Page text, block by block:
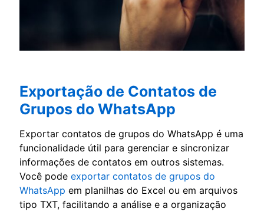
Exportação de Contatos de
Grupos do WhatsApp
Exportar contatos de grupos do WhatsApp é uma
funcionalidade útil para gerenciar e sincronizar
informações de contatos em outros sistemas.
Você pode exportar contatos de grupos do
WhatsApp em planilhas do Excel ou em arquivos
tipo TXT, facilitando a análise e a organização